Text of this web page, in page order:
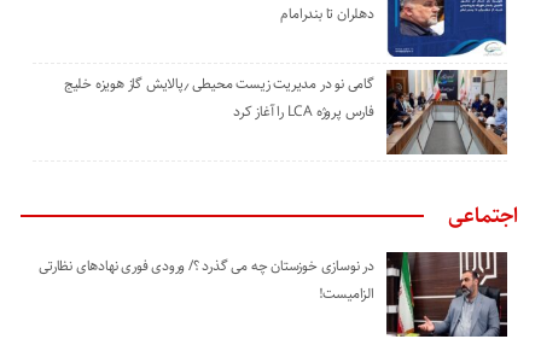
دهلران تا بندرامام
گامی نو در مدیریت زیست ‌محیطی ٫پالایش گاز هویزه خلیج
‌فارس پروژه LCA را آغاز کرد
اجتماعی
در نوسازی خوزستان چه می گذرد ؟/ ورودی فوری نهادهای نظارتی
الزامیست!